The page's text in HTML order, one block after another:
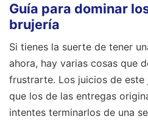
Guía para dominar
brujería
Si tienes la suerte de tener
ahora, hay varias cosas que
frustrarte. Los juicios de este
que los de las entregas
intentes terminarlos de una